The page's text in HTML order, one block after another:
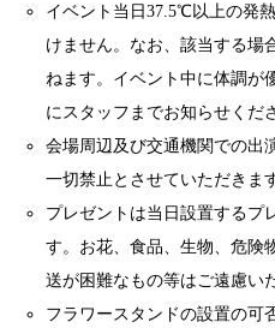
イベント当日37.5℃以上の発
けません。なお、該当する場
ねます。イベント中に体調が
にスタッフまでお知らせくだ
会場周辺及び交通機関での出
一切禁止とさせていただきま
プレゼントは当日設置するプ
す。お花、食品、生物、危険
送が困難なもの等はご遠慮い
フラワースタンドの設置の可